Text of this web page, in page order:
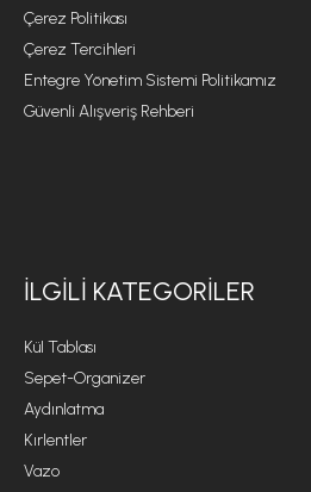
Çerez Politikası
Çerez Tercihleri
Entegre Yönetim Sistemi Politikamız
Güvenli Alışveriş Rehberi
İLGILI KATEGORILER
Kül Tablası
Sepet-Organizer
Aydınlatma
Kırlentler
Vazo